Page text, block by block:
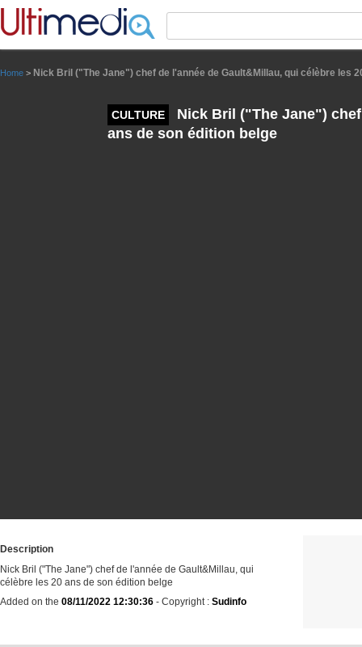
Home > Nick Bril ("The Jane") chef de l'année de Gault&Millau, qui célèbre les
CULTURE
Nick Bril ("The Jane")
ans de son édition belge
Description
Nick Bril ("The Jane") chef de l'année de Gault&Millau, qui
célèbre les 20 ans de son édition belge
Added on the 08/11/2022 12:30:36 - Copyright : Sudinfo
Panneau de gestion des cookies